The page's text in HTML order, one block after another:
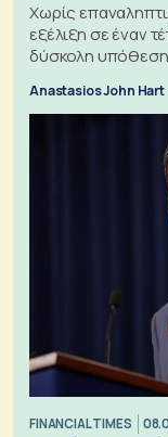
Χωρίς
εξέλιξη σε έναν
δύσκολη υπόθεση
Anastasios John Hart
FINANCIAL TIMES